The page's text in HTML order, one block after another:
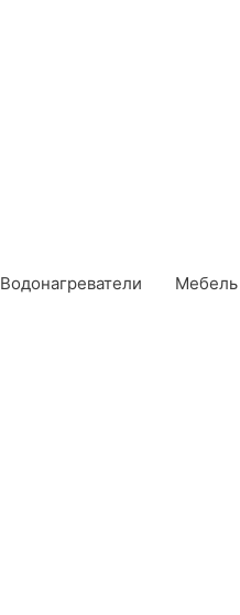
Водонагреватели Мебель